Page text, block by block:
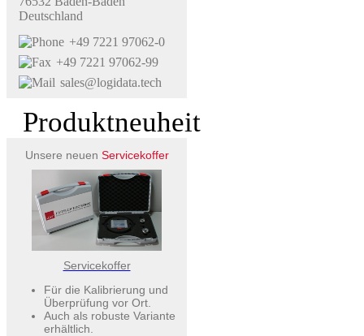
Deutschland
+49 7221 97062-0
+49 7221 97062-99
sales@logidata.tech
Produktneuheit
Unsere neuen Servicekoffer
Servicekoffer
Für die Kalibrierung und
Überprüfung vor Ort.
Auch als robuste Variante
erhältlich.